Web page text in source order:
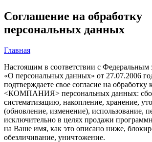
Соглашение на обработку
персональных данных
Главная
Настоящим в соответствии с
«О персональных данных» от 27.07.2006
подтверждаете свое согласие на обработку
<КОМПАНИЯ> персональных данных:
систематизацию, накопление, хранение,
(обновление, изменение), использование,
исключительно в целях продажи
на Ваше имя, как это описано ниже,
обезличивание, уничтожение.